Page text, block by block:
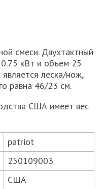
смеси. Двухтактный
кВт и объем 25
леска/нож,
равна 46/23 см.
США имеет вес
patriot
250109003
США